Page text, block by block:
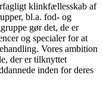
klinkfællesskab af
bl.a. fod- og
gør det, de er
og specialer for at
Vores ambition
der er tilknyttet
inden for deres